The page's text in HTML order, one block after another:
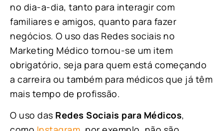
no dia-a-dia, tanto para interagir com
familiares e amigos, quanto para fazer
negócios. O uso das Redes sociais no
Marketing Médico tornou-se um item
obrigatório, seja para quem está começando
a carreira ou também para médicos que já têm
mais tempo de profissão.
O uso das Redes Sociais para Médicos,